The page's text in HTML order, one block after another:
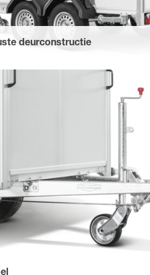
deurconstructie
De deur wordt geopend door een
Draaistangsluiting met kunststof
Rubberen afdichting met dubbele